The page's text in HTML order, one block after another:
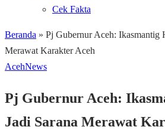
Cek Fakta
Beranda » Pj Gubernur Aceh: Ikasmantig
Merawat Karakter Aceh
AcehNews
Pj Gubernur Aceh:
Jadi Sarana Merawat